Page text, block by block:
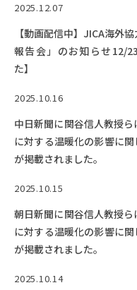
2025.12.07
【動画配信中】JICA海外
報告会」のお知らせ12/
た】
2025.10.16
中日新聞に関谷信人教授ら
に対する温暖化の影響に
が掲載されました。
2025.10.15
朝日新聞に関谷信人教授ら
に対する温暖化の影響に
が掲載されました。
2025.10.14